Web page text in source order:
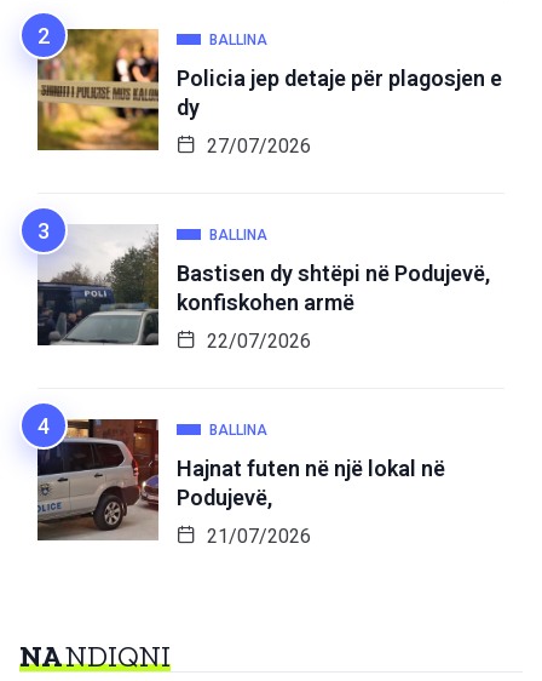
BALLINA
Policia jep detaje për plagosjen e
dy
27/07/2026
BALLINA
Bastisen dy shtëpi në Podujevë,
konfiskohen armë
22/07/2026
BALLINA
Hajnat futen në një lokal në
Podujevë,
21/07/2026
NANDIQNI